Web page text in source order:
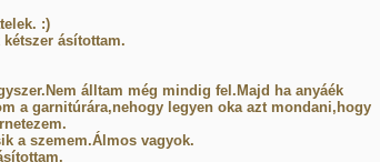
:)
ásítottam.
álltam még mindig fel.Majd ha anyáék
a garnitúrára,nehogy legyen oka azt mondani,hogy
a szemem.Álmos vagyok.